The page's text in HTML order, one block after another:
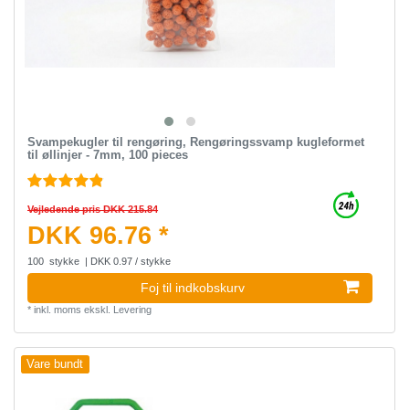
Svampekugler til rengøring, Rengøringssvamp kugleformet
til øllinjer - 7mm, 100 pieces
Vejledende pris DKK 215.84
DKK 96.76 *
100 stykke | DKK 0.97 / stykke
Foj til indkobskurv
* inkl. moms ekskl. Levering
Vare bundt